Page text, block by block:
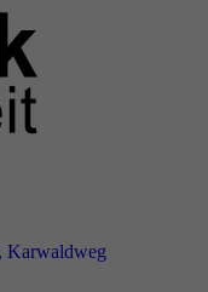
Karwaldweg